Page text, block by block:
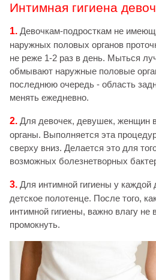
Интимная гигиена
1. Девочкам-подросткам не
наружных половых органов
не реже 1-2 раз в день. Мыться
обмывают наружные половые
последнюю очередь - область
менять ежедневно.
2. Для девочек, девушек, женщин
органы. Выполняется эта
сверху вниз. Делается это для
возможных болезнетворных
3. Для интимной гигиены у
детское полотенце. После того,
интимной гигиены, важно влагу
промокнуть.